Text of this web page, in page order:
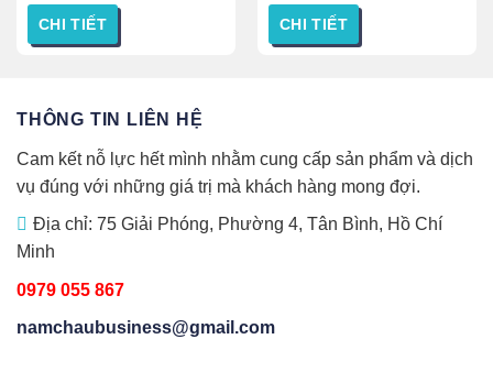
CHI TIẾT
CHI TIẾT
THÔNG TIN LIÊN HỆ
Cam kết nỗ lực hết mình nhằm cung cấp sản phẩm và dịch
vụ đúng với những giá trị mà khách hàng mong đợi.
Địa chỉ: 75 Giải Phóng, Phường 4, Tân Bình, Hồ Chí
Minh
0979 055 867
namchaubusiness@gmail.com